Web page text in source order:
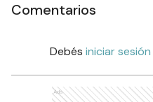
Comentarios
Debés iniciar sesión
Ads